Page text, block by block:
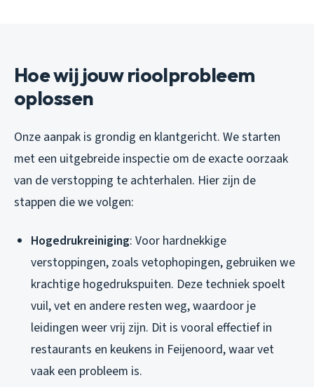
Hoe wij jouw rioolprobleem
oplossen
Onze aanpak is grondig en klantgericht. We starten
met een uitgebreide inspectie om de exacte oorzaak
van de verstopping te achterhalen. Hier zijn de
stappen die we volgen:
Hogedrukreiniging: Voor hardnekkige
verstoppingen, zoals vetophopingen, gebruiken we
krachtige hogedrukspuiten. Deze techniek spoelt
vuil, vet en andere resten weg, waardoor je
leidingen weer vrij zijn. Dit is vooral effectief in
restaurants en keukens in Feijenoord, waar vet
vaak een probleem is.